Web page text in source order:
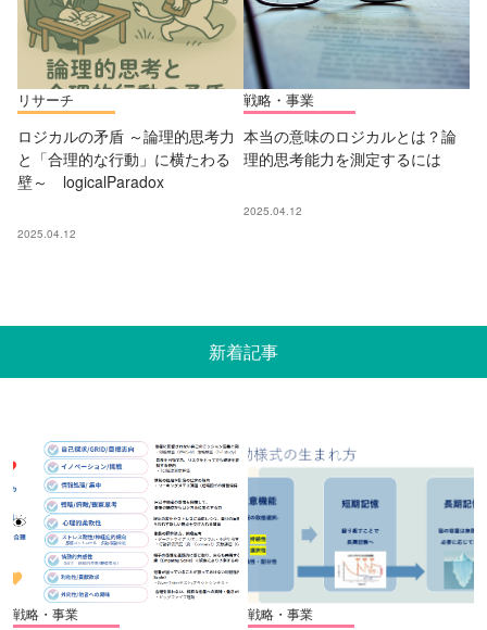
リサーチ
ロジカルの矛盾 ～論理的思考力
と「合理的な行動」に横たわる
壁～ logicalParadox
2025.04.12
戦略・事業
本当の意味のロジカルとは？論
理的思考能力を測定するには
2025.04.12
新着記事
戦略・事業 戦略・事業